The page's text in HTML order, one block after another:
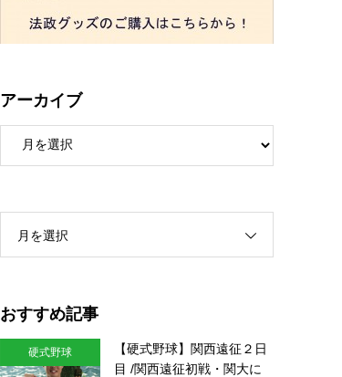
アーカイブ
月を選択
おすすめ記事
硬式野球
【硬式野球】関西遠征２日
目 /関西遠征初戦・関大に